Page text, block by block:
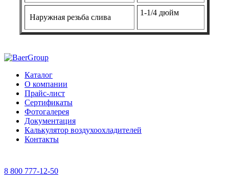
Наружная резьба слива
1-1/4 дюйм
Каталог
О компании
Прайс-лист
Сертификаты
Фотогалерея
Документация
Калькулятор воздухоохладителей
Контакты
8 800 777-12-50